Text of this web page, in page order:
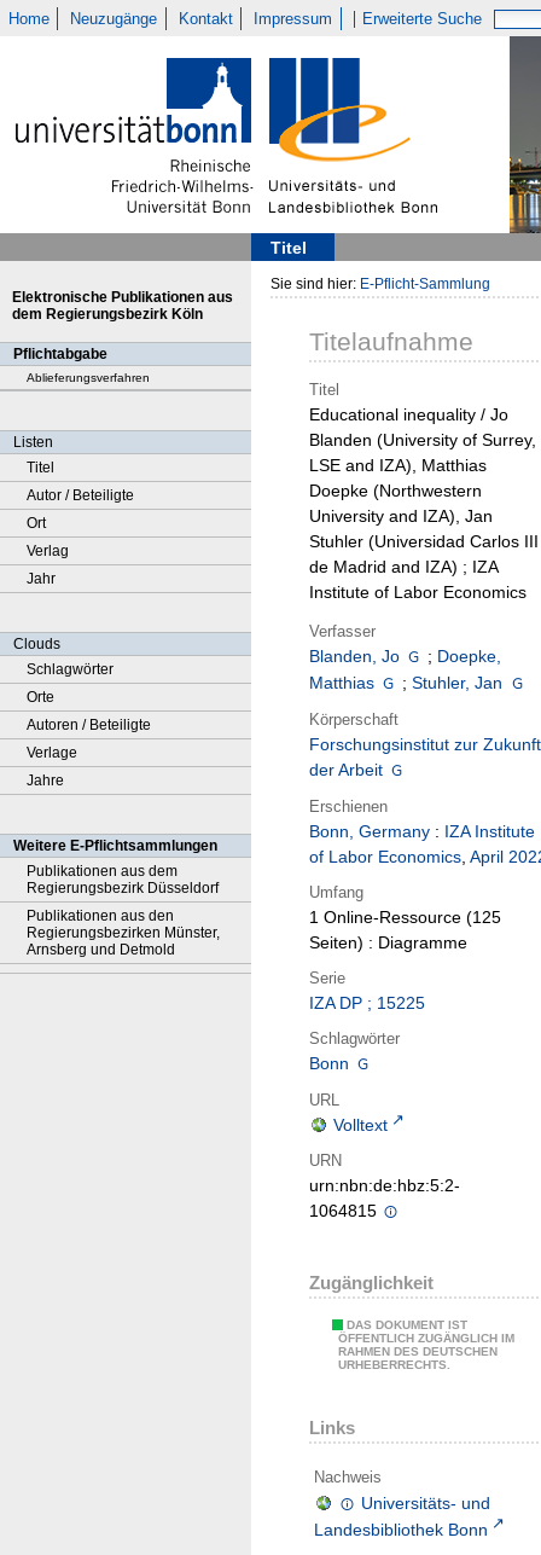
Home Neuzugänge Kontakt Impressum Erweiterte Suche
Titel
Elektronische Publikationen aus
dem Regierungsbezirk Köln
Pflichtabgabe
Ablieferungsverfahren
Listen
Titel
Autor / Beteiligte
Ort
Verlag
Jahr
Clouds
Schlagwörter
Orte
Autoren / Beteiligte
Verlage
Jahre
Weitere E-Pflichtsammlungen
Publikationen aus dem
Regierungsbezirk Düsseldorf
Publikationen aus den
Regierungsbezirken Münster,
Arnsberg und Detmold
Sie sind hier: E-Pflicht-Sammlung
Titelaufnahme
Titel
Educational inequality / Jo
Blanden (University of Surrey,
LSE and IZA), Matthias
Doepke (Northwestern
University and IZA), Jan
Stuhler (Universidad Carlos III
de Madrid and IZA) ; IZA
Institute of Labor Economics
Verfasser
Blanden, Jo ; Doepke,
Matthias
; Stuhler, Jan
Körperschaft
Forschungsinstitut zur Zukunft
der Arbeit
Erschienen
Bonn, Germany : IZA Institute
of Labor Economics, April
Umfang
1 Online-Ressource (125
Seiten) : Diagramme
Serie
IZA DP ; 15225
Schlagwörter
Bonn
URL
Volltext
URN
urn:nbn:de:hbz:5:2-
1064815
Zugänglichkeit
DAS DOKUMENT IST
ÖFFENTLICH ZUGÄNGLICH IM
RAHMEN DES DEUTSCHEN
URHEBERRECHTS.
Links
Nachweis
Universitäts- und
Landesbibliothek Bonn